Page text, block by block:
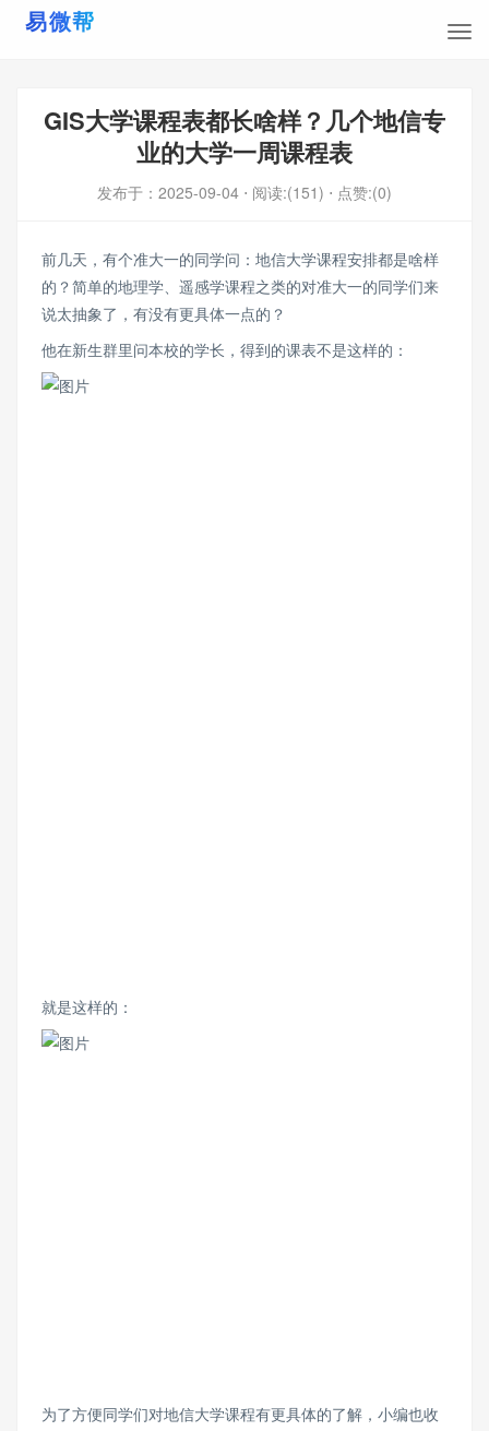
GIS大学课程表都长啥样？几个地信专
业的大学一周课程表
发布于： 2025-09-04 ⋅ 阅读:(151) ⋅ 点赞:(0)
前几天，有个准大一的同学问：地信大学课程安排都是啥样
的？简单的地理学、遥感学课程之类的对准大一的同学们来
说太抽象了，有没有更具体一点的？
他在新生群里问本校的学长，得到的课表不是这样的：
就是这样的：
为了方便同学们对地信大学课程有更具体的了解，小编也收